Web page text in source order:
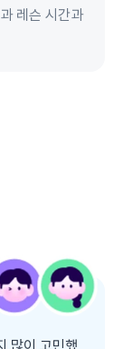
레슨 시간과